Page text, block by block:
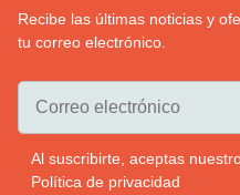
Recibe las últimas noticias y
tu correo electrónico.
Al suscribirte, aceptas
Política de privacidad